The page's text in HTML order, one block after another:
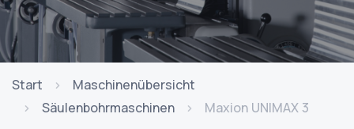
Start
Maschinenübersicht
Säulenbohrmaschinen
Maxion UNIMAX 3